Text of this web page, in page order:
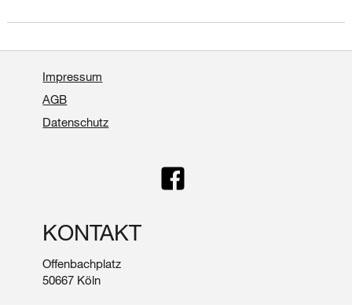
Impressum
AGB
Datenschutz
KONTAKT
Offenbachplatz
50667 Köln